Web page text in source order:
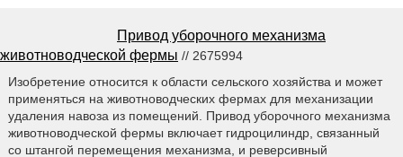
Привод уборочного механизма
животноводческой фермы // 2675994
Изобретение относится к области сельского хозяйства и может
применяться на животноводческих фермах для механизации
удаления навоза из помещений. Привод уборочного механизма
животноводческой фермы включает гидроцилиндр, связанный
со штангой перемещения механизма, и реверсивный